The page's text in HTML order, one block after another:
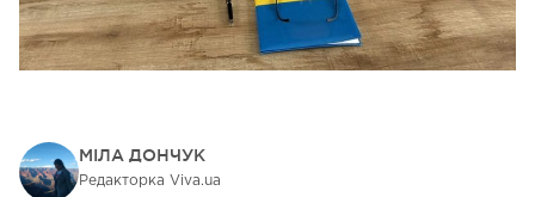
МІЛА ДОНЧУК
Редакторка Viva.ua